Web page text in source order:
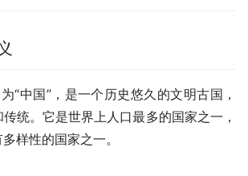
“中国”，是一个历史悠久的文明古国，
统。它是世界上人口最多的国家之一，
样性的国家之一。